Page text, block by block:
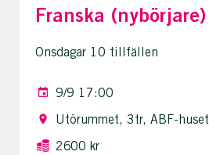
Franska (nybörjare)
Onsdagar 10 tillfällen
9/9 17:00
Utörummet, 3tr, ABF-huset
2600 kr